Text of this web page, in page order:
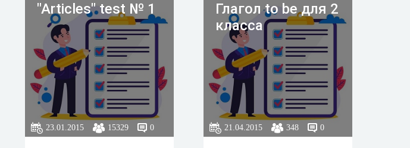
множественном числе и перед
неисчисляемыми
существительными, имея
значение несколько,
некоторые. Any
употребляется, как правило, в
вопросительных и
отрицательных предложениях.
"Articles" test № 1
23.01.2015 15329 0
Глагол to be для 2
класса
21.04.2015 348 0